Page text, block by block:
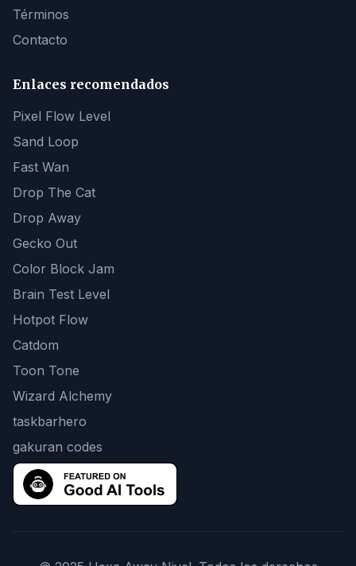
Términos
Contacto
Enlaces recomendados
Pixel Flow Level
Sand Loop
Fast Wan
Drop The Cat
Drop Away
Gecko Out
Color Block Jam
Brain Test Level
Hotpot Flow
Catdom
Toon Tone
Wizard Alchemy
taskbarhero
gakuran codes